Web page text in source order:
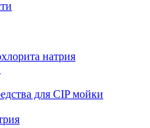
натрия
для CIP мойки